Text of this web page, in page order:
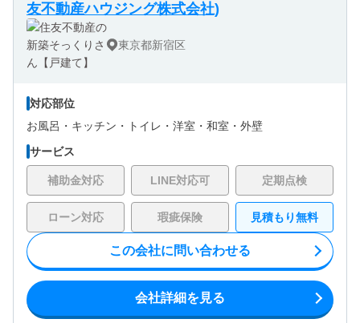
友不動産ハウジング株式会社)
東京都新宿区
対応部位
お風呂・ キッチン・ トイレ・ 洋室・ 和室・ 外壁
サービス
補助金対応 LINE対応可 定期点検
ローン対応 瑕疵保険 見積もり無料
この会社に問い合わせる
会社詳細を見る